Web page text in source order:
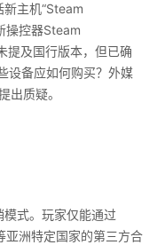
主机“Steam
操控器Steam
提及国行版本，但已确
设备应如何购买？外媒
出质疑。
式。玩家仅能通过
亚洲特定国家的第三方合